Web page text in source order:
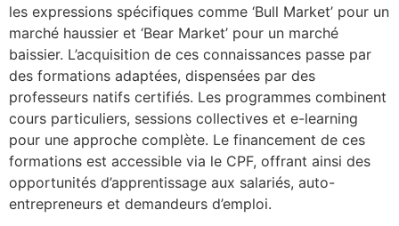
les expressions spécifiques comme ‘Bull Market’ pour un
marché haussier et ‘Bear Market’ pour un marché
baissier. L’acquisition de ces connaissances passe par
des formations adaptées, dispensées par des
professeurs natifs certifiés. Les programmes combinent
cours particuliers, sessions collectives et e-learning
pour une approche complète. Le financement de ces
formations est accessible via le CPF, offrant ainsi des
opportunités d’apprentissage aux salariés, auto-
entrepreneurs et demandeurs d’emploi.